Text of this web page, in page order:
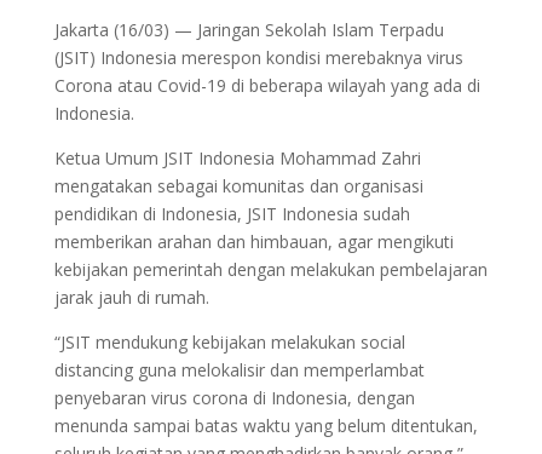
Jakarta (16/03) — Jaringan Sekolah Islam Terpadu
(JSIT) Indonesia merespon kondisi merebaknya virus
Corona atau Covid-19 di beberapa wilayah yang ada di
Indonesia.
Ketua Umum JSIT Indonesia Mohammad Zahri
mengatakan sebagai komunitas dan organisasi
pendidikan di Indonesia, JSIT Indonesia sudah
memberikan arahan dan himbauan, agar mengikuti
kebijakan pemerintah dengan melakukan pembelajaran
jarak jauh di rumah.
“JSIT mendukung kebijakan melakukan social
distancing guna melokalisir dan memperlambat
penyebaran virus corona di Indonesia, dengan
menunda sampai batas waktu yang belum ditentukan,